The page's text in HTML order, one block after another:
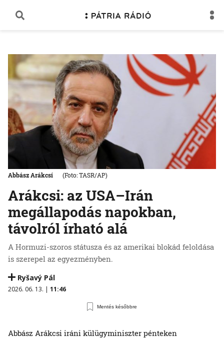
Arákcsi: az USA–Irán
megállapodás napokban,
távolról írható alá
A Hormuzi-szoros státusza és az amerikai blokád feloldása
is szerepel az egyezményben.
Ryšavý Pál
2026. 06. 13. | 11:46
Mentés későbbre
Abbász Arákcsí (Foto: TASR/AP)
Abbász Arákcsi iráni külügyminiszter pénteken